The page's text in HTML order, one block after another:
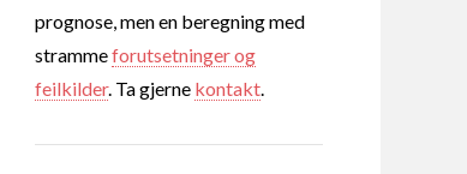
prognose, men en beregning med
strammeforutsetninger og
feilkilder. Ta gjerne kontakt